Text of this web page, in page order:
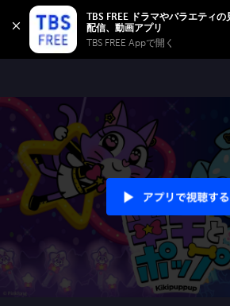
TBS FREE ドラマやバラエティの
TBS FREE Appで開く
TBS FREE
無料見逃し配信